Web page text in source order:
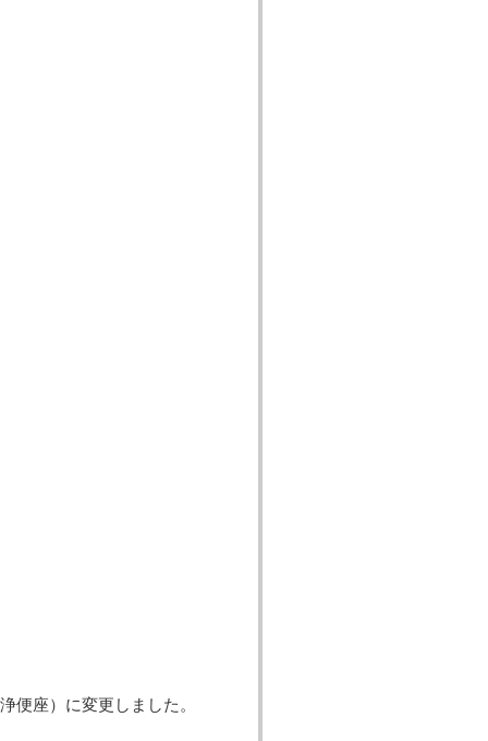
便座）に変更しました。